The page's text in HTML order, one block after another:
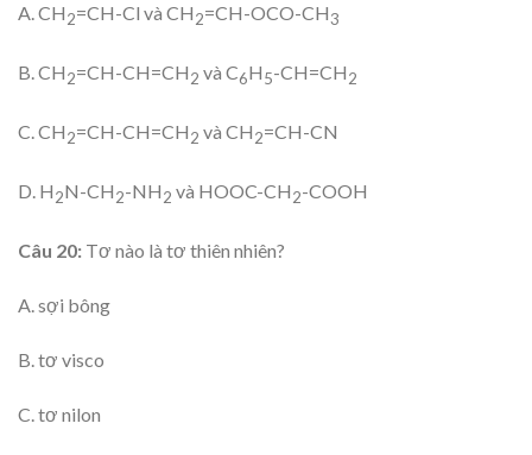
A. CH2=CH-Cl và CH2=CH-OCO-CH3
B. CH2=CH-CH=CH2 và C6H5-CH=CH2
C. CH2=CH-CH=CH2 và CH2=CH-CN
D. H2N-CH2-NH2 và HOOC-CH2-COOH
Câu 20: Tơ nào là tơ thiên nhiên?
A. sợi bông
B. tơ visco
C. tơ nilon